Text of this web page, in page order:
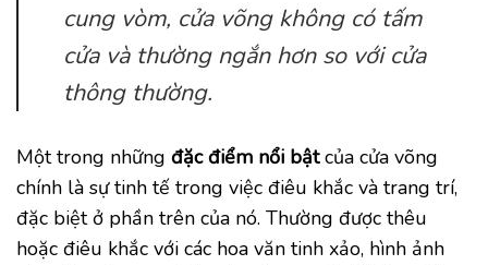
cung vòm, cửa võng không có tấm
cửa và thường ngắn hơn so với cửa
thông thường.
Một trong những đặc điểm nổi bậtcủa cửa võng
chính là sự tinh tế trong việc điêu khắc và trang trí,
đặc biệt ở phần trên của nó. Thường được thêu
hoặc điêu khắc với các hoa văn tinh xảo, hình ảnh